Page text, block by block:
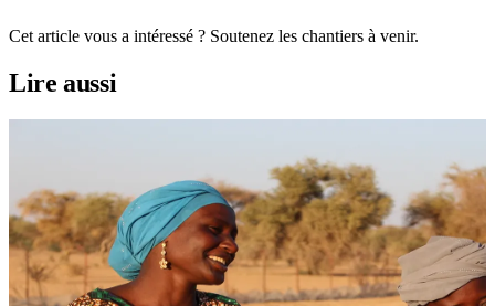
Cet article vous a intéressé ? Soutenez les chantiers à venir.
Lire aussi